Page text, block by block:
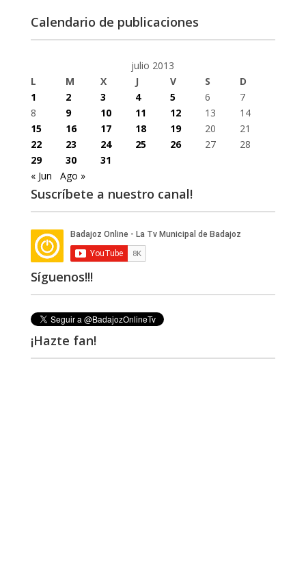
Calendario de publicaciones
julio 2013
L
M X J V S
D
1
2 3 4 5 6
7
8
9 10 11 12 13
14
15
16 17 18 19 20
21
22
23 24 25 26 27
28
29
30
31
« Jun
Ago »
Suscríbete a nuestro canal!
Síguenos!!!
¡Hazte fan!